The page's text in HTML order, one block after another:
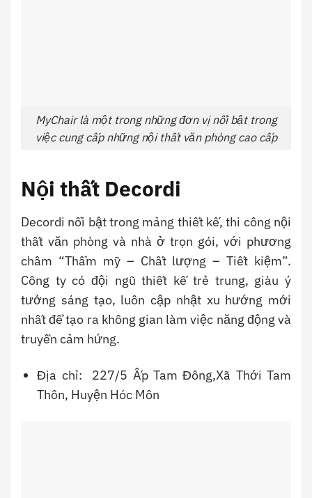
MyChair là một trong những đơn vị nổi bật trong
việc cung cấp những nội thất văn phòng cao cấp
Nội thất Decordi
Decordi nổi bật trong mảng thiết kế, thi công nội
thất văn phòng và nhà ở trọn gói, với phương
châm “Thẩm mỹ – Chất lượng – Tiết kiệm”.
Công ty có đội ngũ thiết kế trẻ trung, giàu ý
tưởng sáng tạo, luôn cập nhật xu hướng mới
nhất để tạo ra không gian làm việc năng động và
truyền cảm hứng.
Địa chỉ: 227/5 Ấp Tam Đông,Xã Thới Tam
Thôn, Huyện Hóc Môn